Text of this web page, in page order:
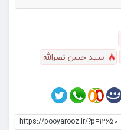
سید حسن نصرالله
https://pooyarooz.ir/?p=12650